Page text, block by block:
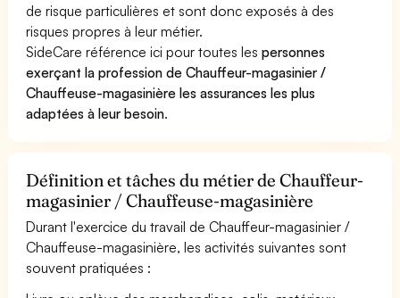
de risque particulières et sont donc exposés à des
risques propres à leur métier.
SideCare référence ici pour toutes lespersonnes
exerçant la profession de Chauffeur-magasinier /
Chauffeuse-magasinière les assurances les plus
adaptées à leur besoin.
Définition et tâches du métier de Chauffeur-
magasinier / Chauffeuse-magasinière
Durant l'exercice du travail de Chauffeur-magasinier /
Chauffeuse-magasinière, les activités suivantes sont
souvent pratiquées :